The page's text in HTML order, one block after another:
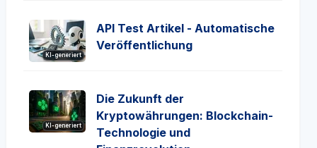
KI-generiert
API Test Artikel - Automatische
Veröffentlichung
KI-generiert
Die Zukunft der
Kryptowährungen: Blockchain-
Technologie und